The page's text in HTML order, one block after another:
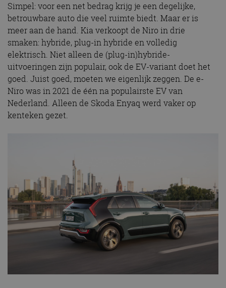
Simpel: voor een net bedrag krijg je een degelijke,
betrouwbare auto die veel ruimte biedt. Maar er is
meer aan de hand. Kia verkoopt de Niro in drie
smaken: hybride, plug-in hybride en volledig
elektrisch. Niet alleen de (plug-in)hybride-
uitvoeringen zijn populair, ook de EV-variant doet het
goed. Juist goed, moeten we eigenlijk zeggen. De e-
Niro was in 2021 de één na populairste EV van
Nederland. Alleen de Skoda Enyaq werd vaker op
kenteken gezet.